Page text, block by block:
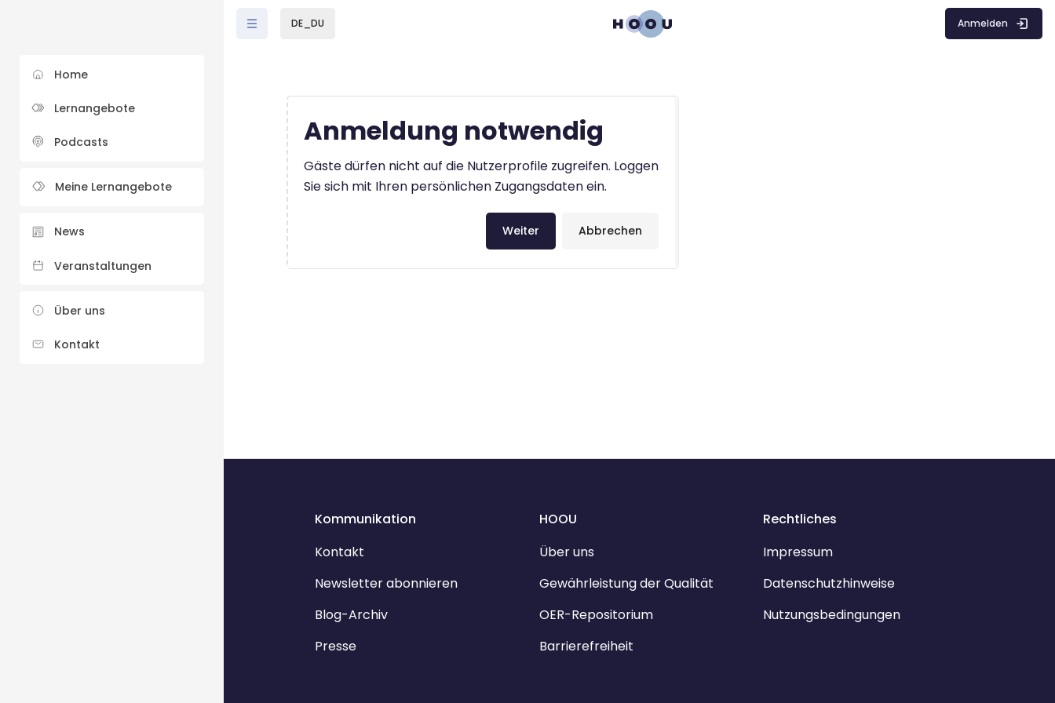
Home
Lernangebote
Podcasts
Meine Lernangebote
News
Veranstaltungen
Über uns
Kontakt
DE_DU Anmelden
Anmeldung notwendig
Gäste dürfen nicht auf die Nutzerprofile zugreifen. Loggen
Sie sich mit Ihren persönlichen Zugangsdaten ein.
Abbrechen
Weiter
Kommunikation
Kontakt
Newsletter abonnieren
Blog-Archiv
Presse
HOOU
Über uns
Gewährleistung der Qualität
OER-Repositorium
Barrierefreiheit
Rechtliches
Impressum
Datenschutzhinweise
Nutzungsbedingungen